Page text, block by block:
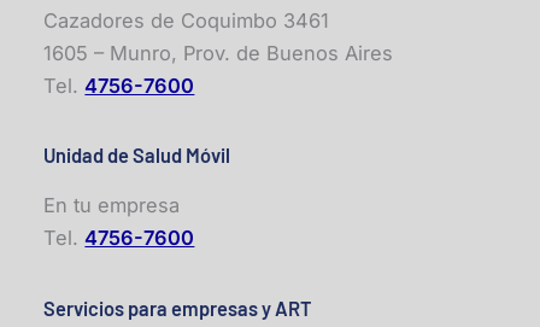
Cazadores de Coquimbo 3461
1605 – Munro, Prov. de Buenos Aires
Tel.4756-7600
Unidad de Salud Móvil
En tu empresa
Tel.4756-7600
Servicios para empresas y ART